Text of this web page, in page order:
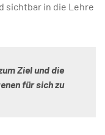
sichtbar in die Lehre
Ziel und die
für sich zu